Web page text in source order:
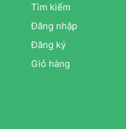
Tìm kiếm
Đăng nhập
Đăng ký
Giỏ hàng